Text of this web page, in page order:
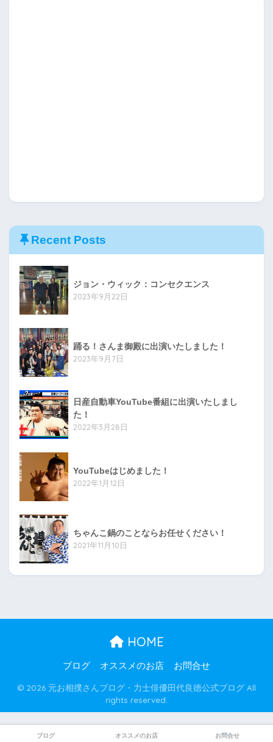
Recent Posts
ジョン・ウィック：コンセクエンス
2023年9月22日
踊る！さんま御殿に出演いたしました！
2023年9月7日
日産自動車YouTube番組に出演いたしまし
た！
2022年3月28日
YouTubeはじめました！
2022年1月12日
ちゃんこ鍋のことならお任せください！
2021年11月10日
HOME
ブログ オススメのお店 お問合せ
© 2026 元お相撲さんブログ・力士俳優田代良徳公式ブログ All
rights reserved.
ブログ オススメのお店 お問合せ